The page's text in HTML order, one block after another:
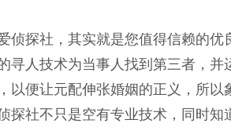
侦探社，其实就是您值得信赖的
寻人技术为当事人找到第三者，
以便让元配伸张婚姻的正义，所
探社不只是空有专业技术，同时